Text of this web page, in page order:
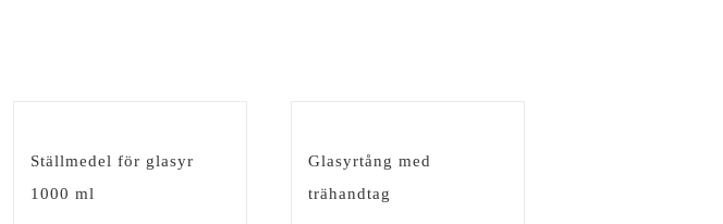
Ställmedel för glasyr
1000 ml
Glasyrtång med
trähandtag